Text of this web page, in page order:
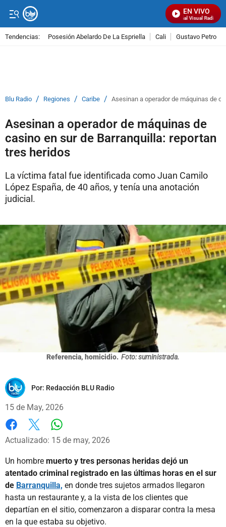
EN VIVO
Señal Visual Radio
Tendencias: Posesión Abelardo De La Espriella Cali Gustavo Petro
Blu Radio / Regiones / Caribe / Asesinan a operador de máquinas de
Asesinan a operador de máquinas de
casino en sur de Barranquilla: reportan
tres heridos
La víctima fatal fue identificada como Juan Camilo
López España, de 40 años, y tenía una anotación
judicial.
Referencia, homicidio. Foto: suministrada.
Por: Redacción BLU Radio
15 de May, 2026
Facebook
X
Actualizado: 15 de may, 2026
Un hombre muerto y tres personas heridas dejó un
atentado criminal registrado en las últimas horas en el sur
de Barranquilla, en donde tres sujetos armados llegaron
hasta un restaurante y, a la vista de los clientes que
departían en el sitio, comenzaron a disparar contra la mesa
en la que estaba su objetivo.